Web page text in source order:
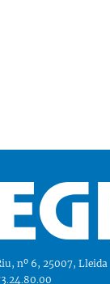
nº 6, 25007, Lleida